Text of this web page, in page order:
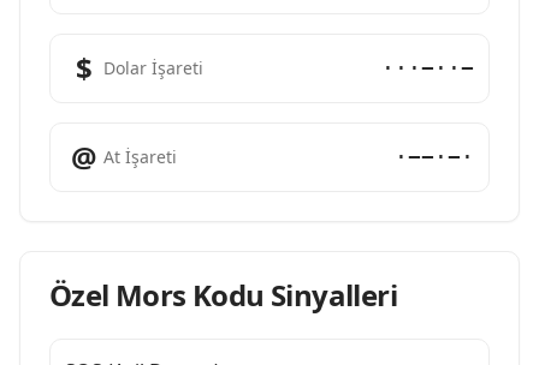
$ Dolar İşareti ···−··−
@ At İşareti ·−−·−·
Özel Mors Kodu Sinyalleri